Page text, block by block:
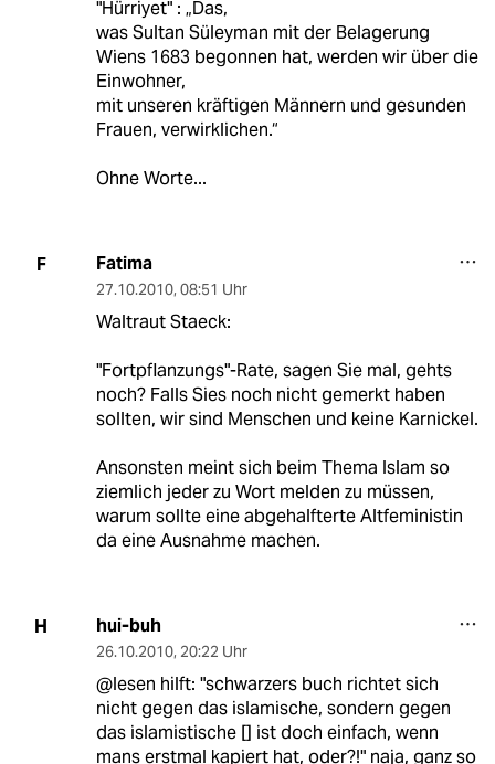
"Hürriyet" : „Das,
was Sultan Süleyman mit der Belagerung
Wiens 1683 begonnen hat, werden wir über die
Einwohner,
mit unseren kräftigen Männern und gesunden
Frauen, verwirklichen.“
Ohne Worte...
F Fatima
27.10.2010, 08:51 Uhr
Waltraut Staeck:
"Fortpflanzungs"-Rate, sagen Sie mal, gehts
noch? Falls Sies noch nicht gemerkt haben
sollten, wir sind Menschen und keine Karnickel.
Ansonsten meint sich beim Thema Islam so
ziemlich jeder zu Wort melden zu müssen,
warum sollte eine abgehalfterte Altfeministin
da eine Ausnahme machen.
H hui-buh
26.10.2010, 20:22 Uhr
@lesen hilft: "schwarzers buch richtet sich
nicht gegen das islamische, sondern gegen
das islamistische [] ist doch einfach, wenn
mans erstmal kapiert hat, oder?!" naja, ganz so